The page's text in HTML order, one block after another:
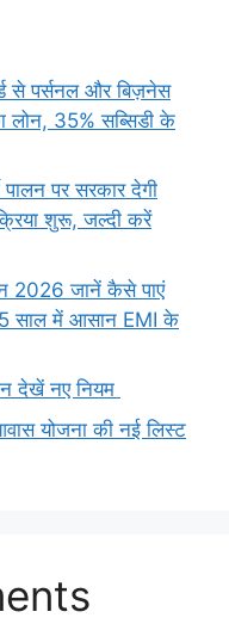
से पर्सनल और बिज़नेस
लोन, 35% सब्सिडी के
पर सरकार देगी
शुरू, जल्दी करें
2026 जानें कैसे पाएं
5 साल में आसान EMI के
देखें नए नियम
योजना की नई लिस्ट